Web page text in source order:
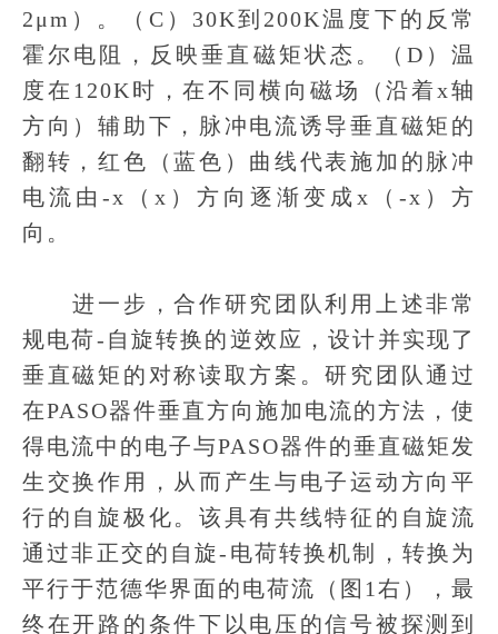
2μm）。（C）30K到200K温度下的反常
霍尔电阻，反映垂直磁矩状态。（D）温
度在120K时，在不同横向磁场（沿着x轴
方向）辅助下，脉冲电流诱导垂直磁矩的
翻转，红色（蓝色）曲线代表施加的脉冲
电流由-x（x）方向逐渐变成x（-x）方
向。
进一步，合作研究团队利用上述非常
规电荷-自旋转换的逆效应，设计并实现了
垂直磁矩的对称读取方案。研究团队通过
在PASO器件垂直方向施加电流的方法，使
得电流中的电子与PASO器件的垂直磁矩发
生交换作用，从而产生与电子运动方向平
行的自旋极化。该具有共线特征的自旋流
通过非正交的自旋-电荷转换机制，转换为
平行于范德华界面的电荷流（图1右），最
终在开路的条件下以电压的信号被探测到